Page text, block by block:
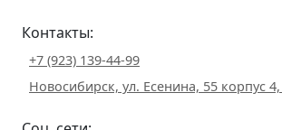
Контакты:
+7 (923) 139-44-99
Новосибирск, ул. Есенина, 55 корпус